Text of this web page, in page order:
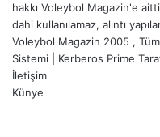
hakkı Voleybol Magazin'e
dahi kullanılamaz, alıntı
Voleybol Magazin 2005 ,
Sistemi
Kerberos Prime
İletişim
Künye